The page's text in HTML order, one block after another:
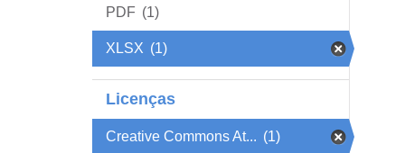
PDF (1)
XLSX (1)
Licenças
Creative Commons At... (1)